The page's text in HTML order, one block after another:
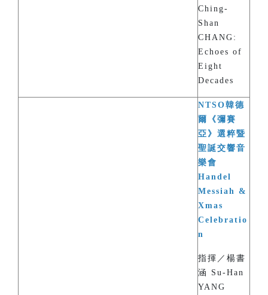
Ching-
Shan
CHANG:
Echoes of
Eight
Decades
NTSO韓德
爾《彌賽
亞》選粹暨
聖誕交響音
樂會
Handel
Messiah &
Xmas
Celebratio
n
指揮／楊書
涵 Su-Han
YANG